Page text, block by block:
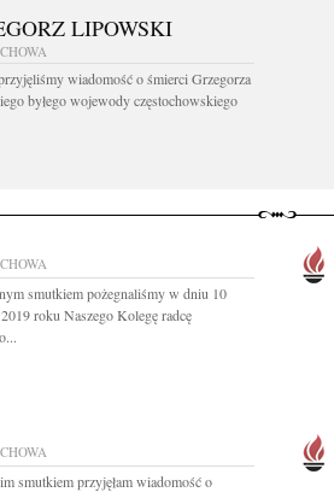
LIPOWSKI
wiadomość o śmierci Grzegorza
byłego wojewody częstochowskiego
smutkiem pożegnaliśmy w dniu 10
roku Naszego Kolegę radcę
smutkiem przyjęłam wiadomość o